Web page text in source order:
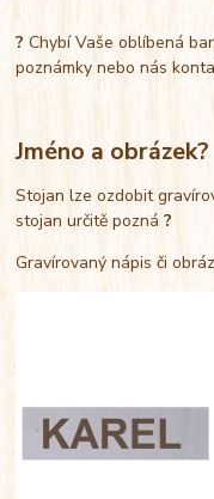
?Chybí Vaše oblíbená
poznámky nebo nás
Jméno a obrázek?
Stojan lze ozdobit
stojan určitě pozná?
Gravírovaný nápis či